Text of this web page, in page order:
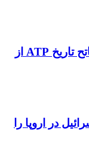
جوکوویچ قهرمان آتن شد| مسن‌ترین فاتح تاریخ ATP از
در اروپا را